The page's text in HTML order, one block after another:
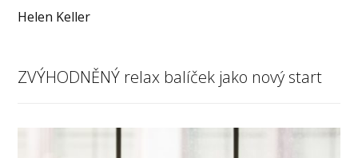
Helen Keller
ZVÝHODNĚNÝ relax balíček jako nový start